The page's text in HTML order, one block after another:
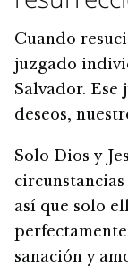
Cuando
juzgado
Salvador. Ese
deseos,
Solo Dios y
así que solo
sanación y